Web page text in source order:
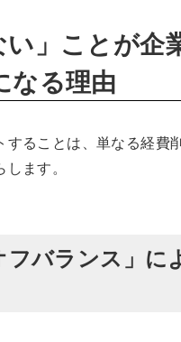
」ことが企
なる理由
することは、単なる経費
ます。
フバランス」に